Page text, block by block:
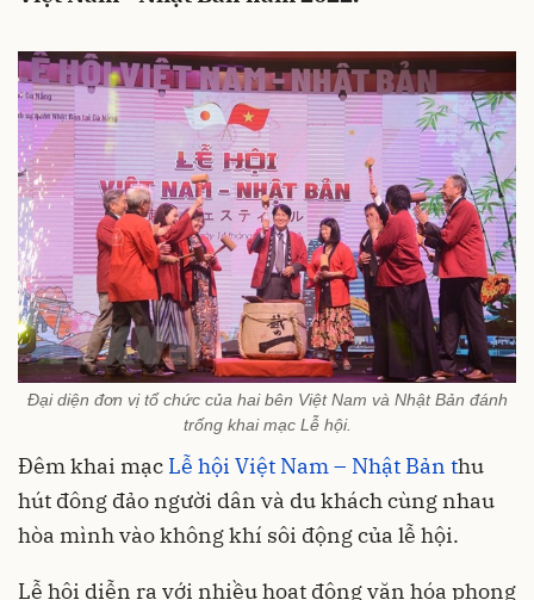
Đại diện đơn vị tổ chức của hai bên Việt Nam và Nhật Bản đánh
trống khai mạc Lễ hội.
Đêm khai mạc Lễ hội Việt Nam – Nhật Bản thu
hút đông đảo người dân và du khách cùng nhau
hòa mình vào không khí sôi động của lễ hội.
Lễ hội diễn ra với nhiều hoạt động văn hóa phong